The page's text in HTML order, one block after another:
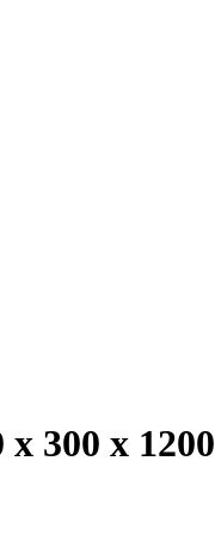
300 х 1200